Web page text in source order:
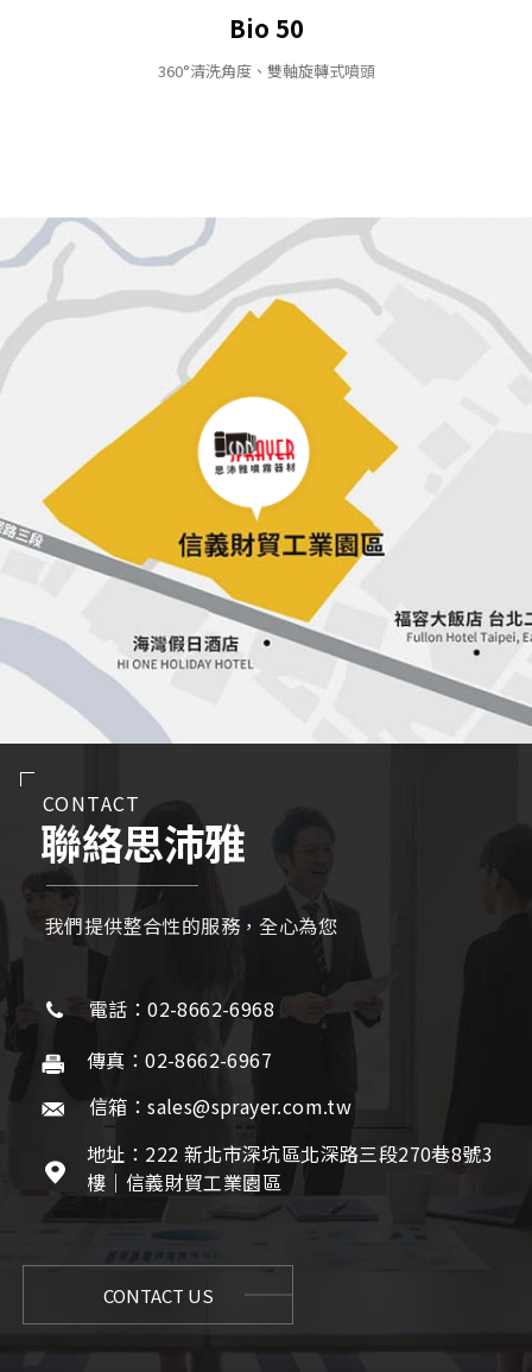
Bio 50
360°清洗角度、雙軸旋轉式噴頭
CONTACT
聯絡思沛雅
我們提供整合性的服務，全心為您
電話：02-8662-6968
傳真：02-8662-6967
信箱：sales@sprayer.com.tw
地址：222 新北市深坑區北深路三段270巷8號3
樓｜信義財貿工業園區
CONTACT US